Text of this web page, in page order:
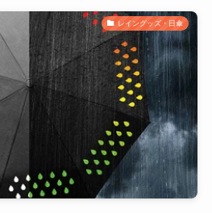
レイングッズ・日傘